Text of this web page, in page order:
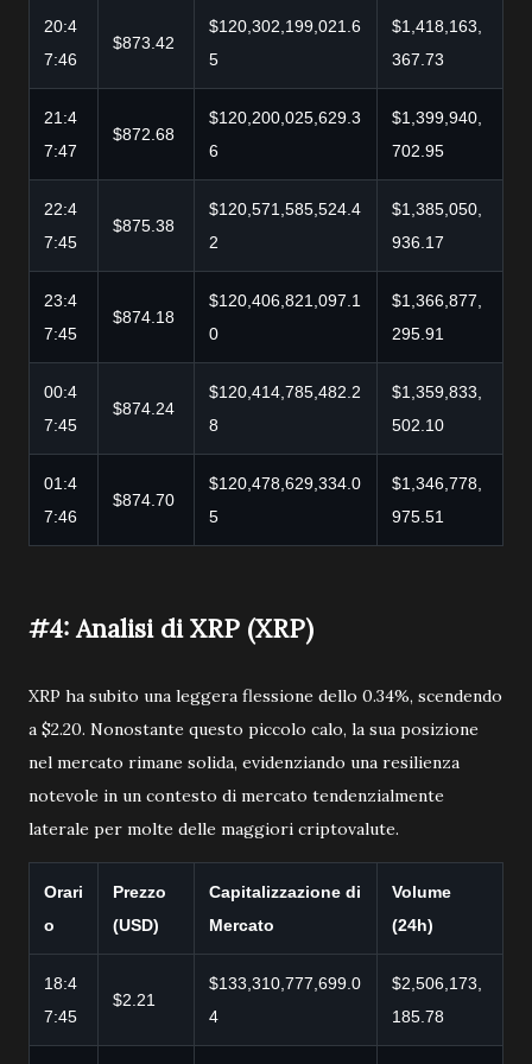
20:4
7:46
$873.42
$120,302,199,021.6
5
$1,418,163,
367.73
21:4
7:47
$872.68
$120,200,025,629.3
6
$1,399,940,
702.95
22:4
7:45
$875.38
$120,571,585,524.4
2
$1,385,050,
936.17
23:4
7:45
$874.18
$120,406,821,097.1
0
$1,366,877,
295.91
00:4
7:45
$874.24
$120,414,785,482.2
8
$1,359,833,
502.10
01:4
7:46
$874.70
$120,478,629,334.0
5
$1,346,778,
975.51
#4: Analisi di XRP (XRP)
XRP ha subito una leggera flessione dello 0.34%, scendendo
a $2.20. Nonostante questo piccolo calo, la sua posizione
nel mercato rimane solida, evidenziando una resilienza
notevole in un contesto di mercato tendenzialmente
laterale per molte delle maggiori criptovalute.
Orari
o
Prezzo
(USD)
Capitalizzazione di
Mercato
Volume
(24h)
18:4
7:45
$2.21
$133,310,777,699.0
4
$2,506,173,
185.78